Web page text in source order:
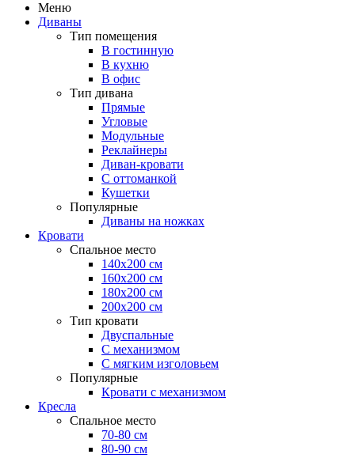
Меню
Диваны
Тип помещения
В гостинную
В кухню
В офис
Тип дивана
Прямые
Угловые
Модульные
Реклайнеры
Диван-кровати
С оттоманкой
Кушетки
Популярные
Диваны на ножках
Кровати
Спальное место
140х200 см
160х200 см
180х200 см
200х200 см
Тип кровати
Двуспальные
С механизмом
С мягким изголовьем
Популярные
Кровати с механизмом
Кресла
Спальное место
70-80 см
80-90 см